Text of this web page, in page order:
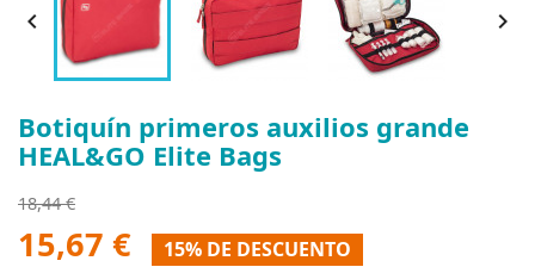
 
Botiquín primeros auxilios grande
HEAL&GO Elite Bags
18,44 €
15,67 € 15% DE DESCUENTO